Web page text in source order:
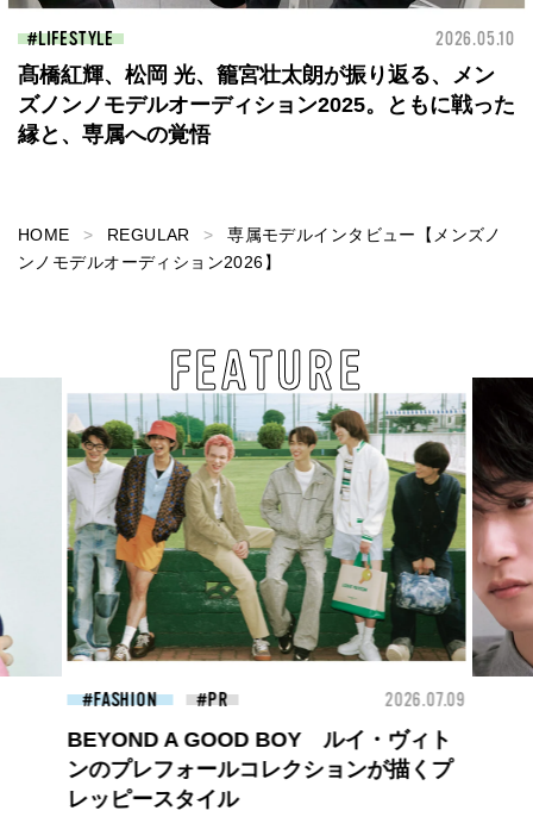
LIFESTYLE 2026.05.10
髙橋紅輝、松岡 光、籠宮壮太朗が振り返る、メン
ズノンノモデルオーディション2025。ともに戦った
縁と、専属への覚悟
HOME REGULAR
専属モデルインタビュー【メンズノ
ンノモデルオーディション2026】
FEATURE
FASHION 2026.07.09
高橋璃央と、ジュエッテの出会い。夏の
定番、ピンクゴールドが印象的
な“SUMMER PINK”［meets Jouete!